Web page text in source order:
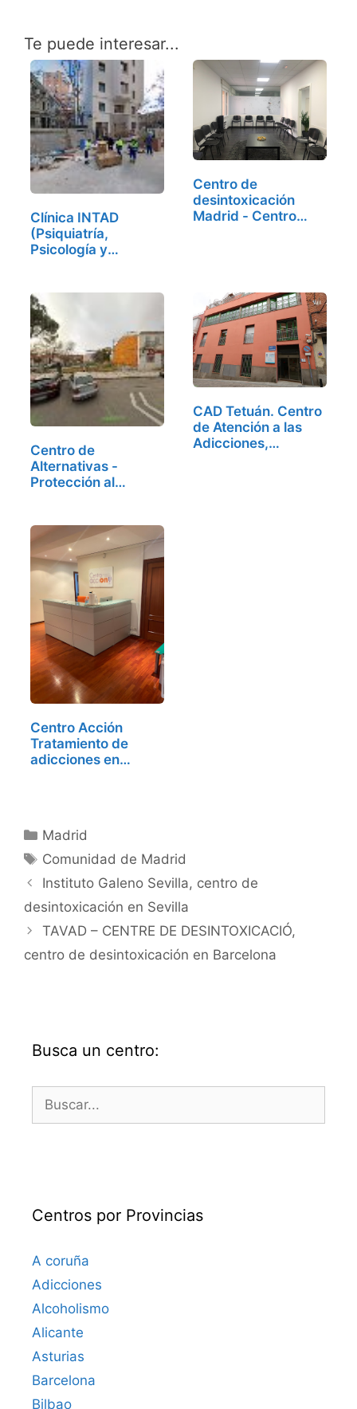
Te puede interesar...
Clínica INTAD
(Psiquiatría,
Psicología y
Centro de
desintoxicación
Madrid - Centro
Centro de
Alternativas -
Protección al
CAD Tetuán. Centro
de Atención a las
Adicciones,…
Centro Acción
Tratamiento de
adicciones en
Categorías
Madrid
Etiquetas
Comunidad de Madrid
Instituto Galeno Sevilla, centro de
desintoxicación en Sevilla
TAVAD – CENTRE DE DESINTOXICACIÓ,
centro de desintoxicación en Barcelona
Busca un centro:
Centros por Provincias
A coruña
Adicciones
Alcoholismo
Alicante
Asturias
Barcelona
Bilbao